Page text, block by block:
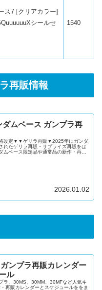
ス7 [クリアカラー]
シールセ
1540
再販情報
ダムベース ガンプラ再
改定▼▼ゲリラ再販▼2025年にガンダ
れたゲリラ再販・サプライズ再販をは
ムベース限定品や通常品の新作・再販
2026.01.02
ガンプラ再販カレンダー
ル
、30MS、30MM、30MFなど人気キ
再販カレンダーとスケジュールををま